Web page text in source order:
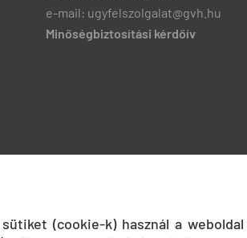
e-mail: ugyfelszolgalat@gvh.hu
Minőségbiztosítási kérdőív
(cookie-k) használ a